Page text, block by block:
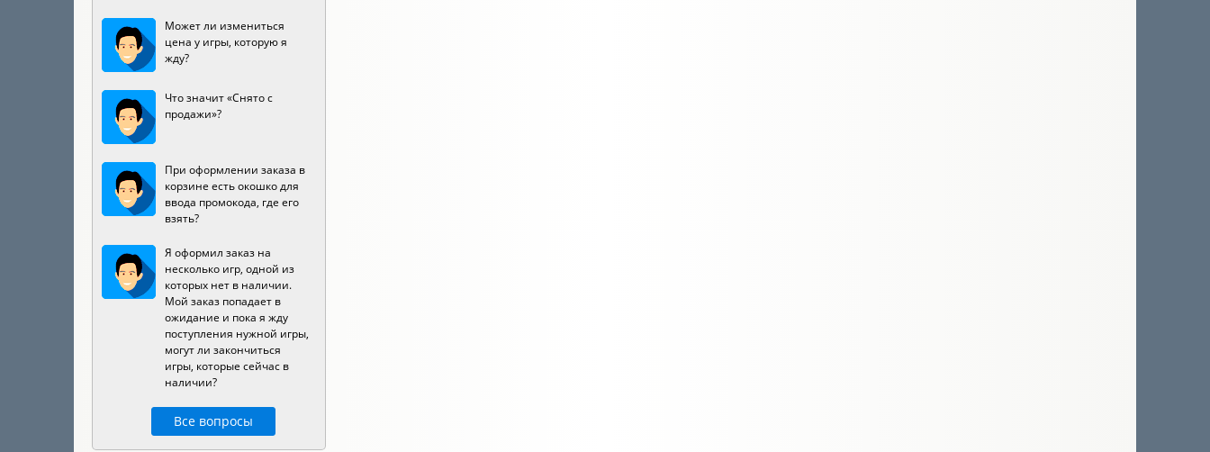
Может ли измениться
цена у игры, которую я
жду?
Что значит «Снято с
продажи»?
При оформлении заказа в
корзине есть окошко для
ввода промокода, где его
взять?
Я оформил заказ на
несколько игр, одной из
которых нет в наличии.
Мой заказ попадает в
ожидание и пока я жду
поступления нужной игры,
могут ли закончиться
игры, которые сейчас в
наличии?
Все вопросы